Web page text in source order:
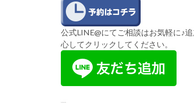
公式LINE@にてご相談はお気軽に♪
心してクリックしてください。